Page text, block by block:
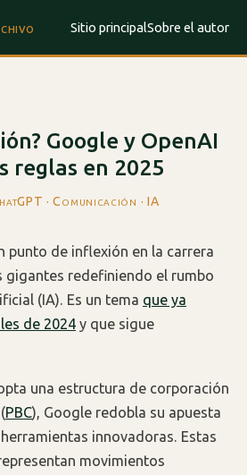
Sitio principalSobre el autor
Google y OpenAI
reglas en 2025
· Comunicación · IA
punto de inflexión en la carrera
gigantes redefiniendo el rumbo
(IA). Es un tema que ya
de 2024 y que sigue
una estructura de corporación
PBC), Google redobla su apuesta
innovadoras. Estas
movimientos